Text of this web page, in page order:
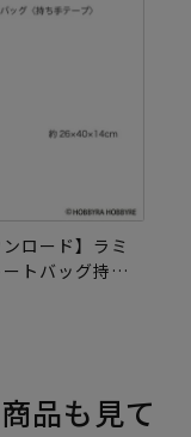
ンロード】ラミ
トバッグ持ち
シピ）
品も見て